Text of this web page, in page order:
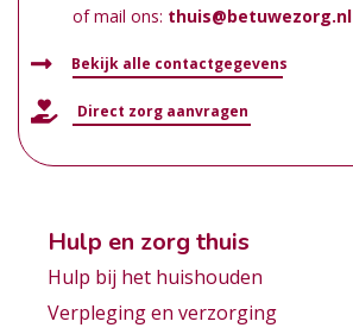
of mail ons: thuis@betuwezorg.nl
Bekijk alle contactgegevens
Direct zorg aanvragen
Hulp en zorg thuis
Hulp bij het huishouden
Verpleging en verzorging